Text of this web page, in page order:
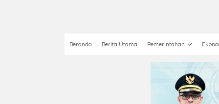
Beranda Berita Utama Pemerintahan